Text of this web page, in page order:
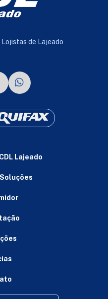
de Lajeado
Lajeado